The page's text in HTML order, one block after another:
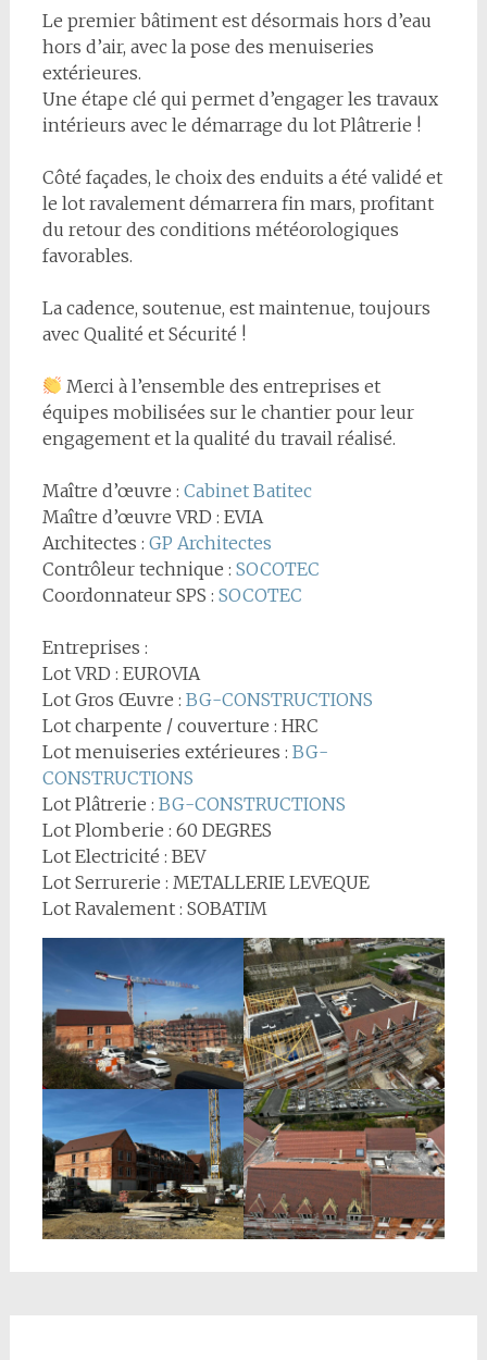
Le premier bâtiment est désormais hors d’eau
hors d’air, avec la pose des menuiseries
extérieures.
Une étape clé qui permet d’engager les travaux
intérieurs avec le démarrage du lot Plâtrerie !
Côté façades, le choix des enduits a été validé et
le lot ravalement démarrera fin mars, profitant
du retour des conditions météorologiques
favorables.
La cadence, soutenue, est maintenue, toujours
avec Qualité et Sécurité !
Merci à l’ensemble des entreprises et
équipes mobilisées sur le chantier pour leur
engagement et la qualité du travail réalisé.
Maître d’œuvre : Cabinet Batitec
Maître d’œuvre VRD : EVIA
Architectes : GP Architectes
Contrôleur technique : SOCOTEC
Coordonnateur SPS : SOCOTEC
Entreprises :
Lot VRD : EUROVIA
Lot Gros Œuvre : BG-CONSTRUCTIONS
Lot charpente / couverture : HRC
Lot menuiseries extérieures : BG-
CONSTRUCTIONS
Lot Plâtrerie : BG-CONSTRUCTIONS
Lot Plomberie : 60 DEGRES
Lot Electricité : BEV
Lot Serrurerie : METALLERIE LEVEQUE
Lot Ravalement : SOBATIM